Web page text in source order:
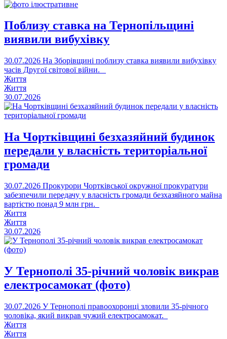
Поблизу ставка на Тернопільщині
виявили вибухівку
30.07.2026 На Зборівщині поблизу ставка виявили вибухівку
часів Другої світової війни.
Життя
Життя
30.07.2026
На Чортківщині безхазяйний будинок
передали у власність територіальної
громади
30.07.2026 Прокурори Чортківської окружної прокуратури
забезпечили передачу у власність громади безхазяйного майна
вартістю понад 9 млн грн.
Життя
Життя
30.07.2026
У Тернополі 35-річний чоловік викрав
електросамокат (фото)
30.07.2026 У Тернополі правоохоронці зловили 35-річного
чоловіка, який викрав чужий електросамокат.
Життя
Життя